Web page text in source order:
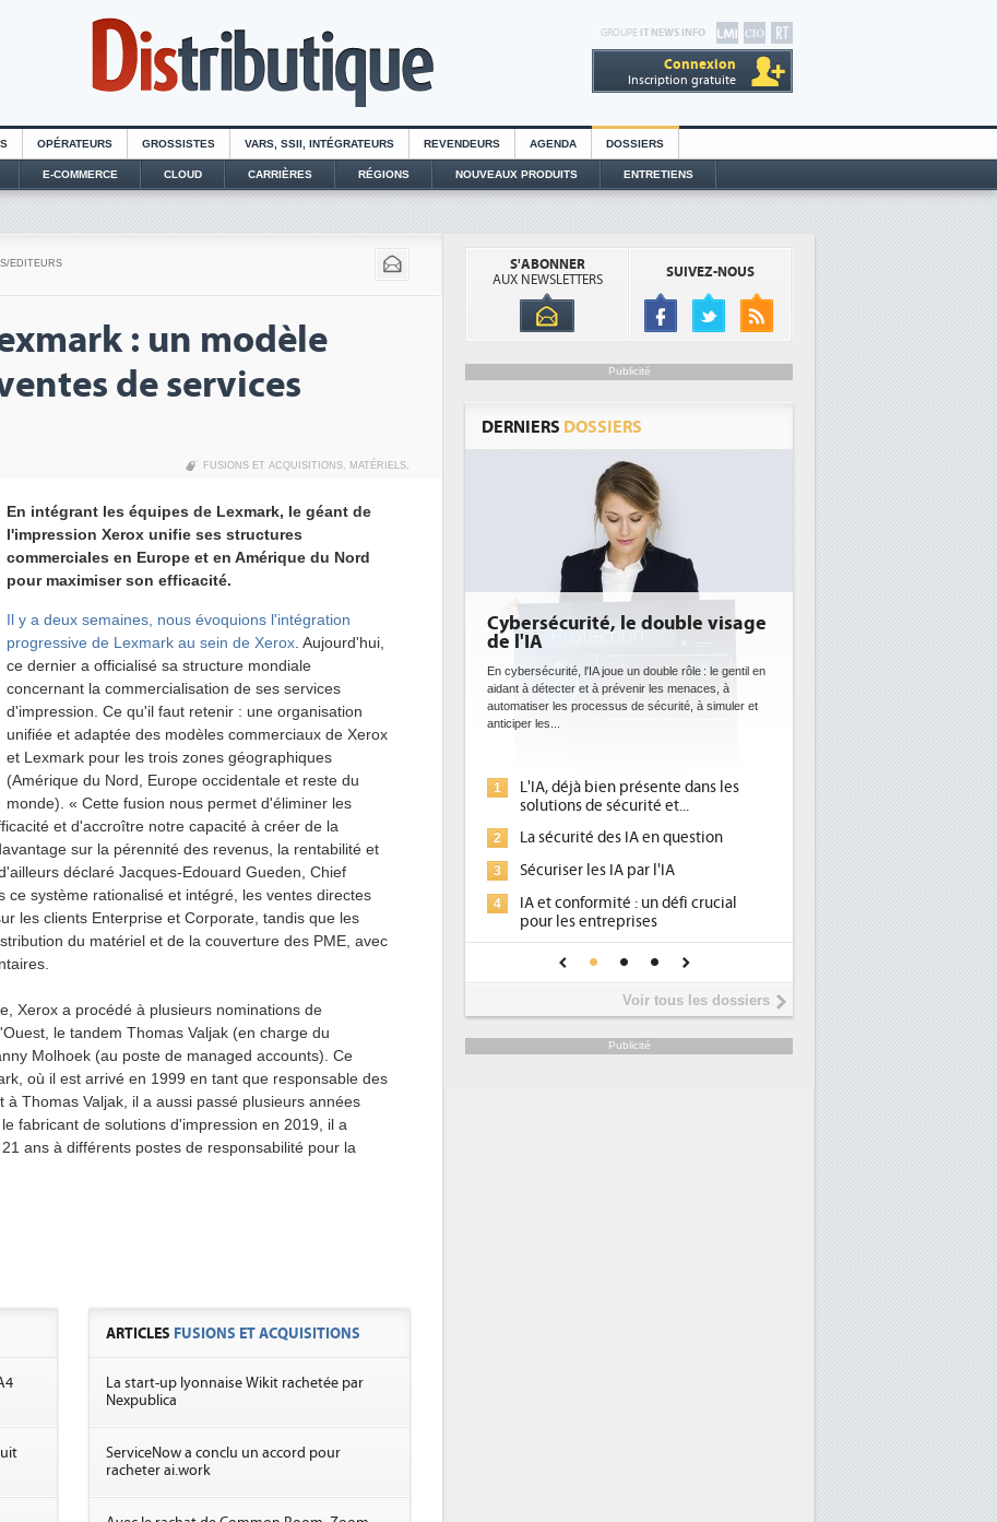
GROUPE IT NEWS INFO
Connexion
Inscription gratuite
OPÉRATEURS GROSSISTES VARS, SSII, INTÉGRATEURS REVENDEURS AGENDA DOSSIERS
E-COMMERCE CLOUD CARRIÈRES RÉGIONS NOUVEAUX PRODUITS ENTRETIENS
EDITEURS
: un modèle
de services
FUSIONS ET ACQUISITIONS, MATÉRIELS,
En intégrant les équipes de Lexmark, le géant de
l'impression Xerox unifie ses structures
commerciales en Europe et en Amérique du Nord
pour maximiser son efficacité.
Il y a deux semaines, nous évoquions l'intégration
progressive de Lexmark au sein de Xerox . Aujourd'hui,
ce dernier a officialisé sa structure mondiale
concernant la commercialisation de ses services
d'impression. Ce qu'il faut retenir : une organisation
unifiée et adaptée des modèles commerciaux de Xerox
et Lexmark pour les trois zones géographiques
(Amérique du Nord, Europe occidentale et reste du
monde). « Cette fusion nous permet d'éliminer les
et d'accroître notre capacité à créer de la
sur la pérennité des revenus, la rentabilité et
déclaré Jacques-Edouard Gueden, Chief
ce système rationalisé et intégré, les ventes directes
les clients Enterprise et Corporate, tandis que les
du matériel et de la couverture des PME, avec
Xerox a procédé à plusieurs nominations de
le tandem Thomas Valjak (en charge du
Molhoek (au poste de managed accounts). Ce
où il est arrivé en 1999 en tant que responsable des
Thomas Valjak, il a aussi passé plusieurs années
fabricant de solutions d'impression en 2019, il a
ans à différents postes de responsabilité pour la
ARTICLES FUSIONS ET ACQUISITIONS
La start-up lyonnaise Wikit rachetée par
Nexpublica
ServiceNow a conclu un accord pour
racheter ai.work
S'ABONNER
AUX NEWSLETTERS
SUIVEZ-NOUS
Publicité
DERNIERS DOSSIERS
Cybersécurité, le double visage
de l'IA
En cybersécurité, l'IA joue un double rôle : le gentil en
aidant à détecter et à prévenir les menaces, à
automatiser les processus de sécurité, à simuler et
anticiper les...
1
L'IA, déjà bien présente dans les
solutions de sécurité et...
La sécurité des IA en question
3 Sécuriser les IA par l'IA
4
IA et conformité : un défi crucial
pour les entreprises
Une IA de confiance pour une IA
DEE: l'efficacité énergétique
bientôt une obligation pour les
datacenters
Des datacenters plus durables et plus efficaces, c'est
ce que recherchent les pouvoirs publics européens
1
Qu'est-ce que la DEE (directive
d'efficacité énergétique) ?
2
DEE, une pression administrative
place pour répondre à...
Phocea DC dans les cordes pour la
DEE
Interview de Fabrice Coquio,
président de Digital Realty...
6
Trimestriels IBM : L'activité logicielle
soutient les...
Voir tous les dossiers
Publicité